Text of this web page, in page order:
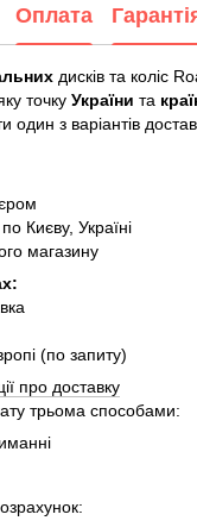
Оплата
дисків та коліс
точку України та
один з варіантів
Києву, Україні
магазину
(по запиту)
про доставку
трьома способами: